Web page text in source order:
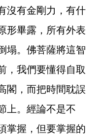
沒有金剛力，有什
形畢露，所有外表
塌。佛菩薩將這智
，我們要懂得自取
閣，而把時間耽誤
上。經論不是不
掌握，但要掌握的